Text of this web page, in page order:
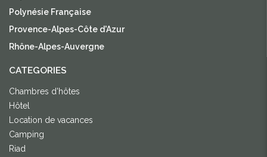
Polynésie Française
Provence-Alpes-Côte d'Azur
Rhône-Alpes-Auvergne
CATEGORIES
Chambres d'hôtes
Hôtel
Location de vacances
Camping
Riad